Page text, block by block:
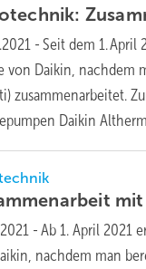
- Seit dem 1. April
von Daikin, nachdem
zusammenarbeitet.
Daikin
- Ab 1. April 2021
nachdem man